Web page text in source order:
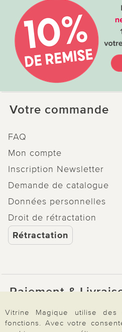
Votre commande
FAQ
Mon compte
Inscription Newsletter
Demande de catalogue
Données personnelles
Droit de rétractation
Rétractation
Paiement &
Vitrine Magique utilise des
fonctions. Avec votre